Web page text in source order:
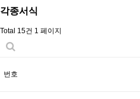
각종서식
Total 15건 1 페이지
번호